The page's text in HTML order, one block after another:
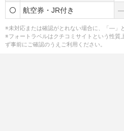
航空券・JR付き
※未対応または確認がとれない場合に、「―」
※フォートラベルはクチコミサイトという性質
ず事前にご確認のうえご利用ください。